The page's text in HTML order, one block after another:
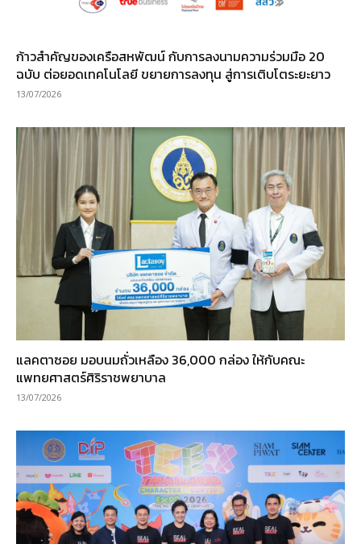
ก้าวสำคัญของเครือสหพัฒน์ กับการลงนามความร่วมมือ 20
ฉบับ ต่อยอดเทคโนโลยี ขยายการลงทุน สู่การเติบโตระยะยาว
13/07/2026
แลคตาซอย มอบนมถั่วเหลือง 36,000 กล่อง ให้กับคณะ
แพทยศาสตร์ศิริราชพยาบาล
13/07/2026